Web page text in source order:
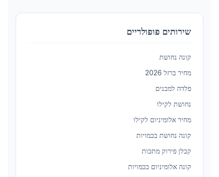
שירותים פופולריים
קונה נחושת
מחיר ברזל 2026
פלדה למבנים
נחושת לקילו
מחיר אלומיניום לקילו
קונה נחושת בכמויות
קבלן פירוק מתכות
קונה אלומיניום בכמויות